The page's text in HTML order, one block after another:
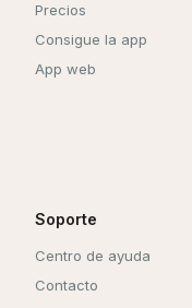
Precios
Consigue la app
App web
Soporte
Centro de ayuda
Contacto